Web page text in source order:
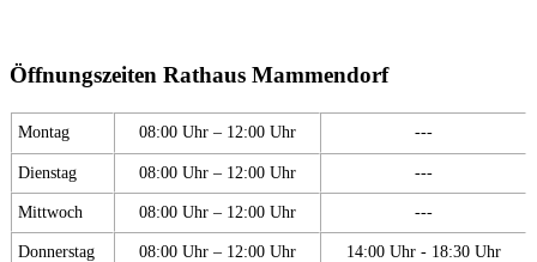
Öffnungszeiten Rathaus Mammendorf
Montag 08:00 Uhr – 12:00 Uhr ---
Dienstag 08:00 Uhr – 12:00 Uhr ---
Mittwoch 08:00 Uhr – 12:00 Uhr ---
Donnerstag 08:00 Uhr – 12:00 Uhr 14:00 Uhr - 18:30 Uhr